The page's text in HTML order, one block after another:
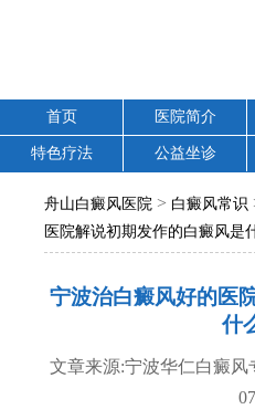
首页 医院简介
特色疗法 公益坐诊
舟山白癜风医院 > 白癜风常识
医院解说初期发作的白癜风是
宁波治白癜风好的医
什
文章来源:宁波华仁白癜